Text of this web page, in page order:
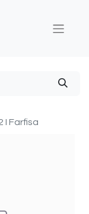
I Farfisa